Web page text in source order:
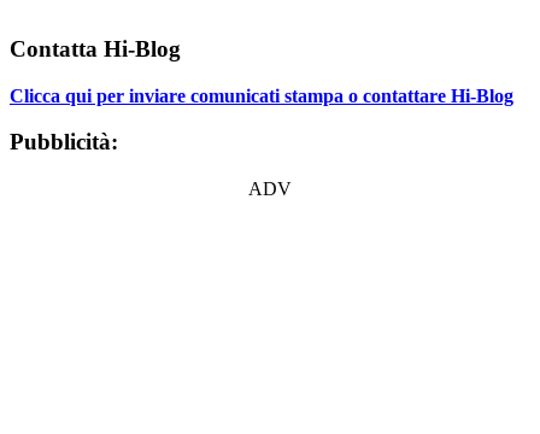
Contatta Hi-Blog
Clicca qui per inviare comunicati stampa o contattare Hi-Blog
Pubblicità:
ADV